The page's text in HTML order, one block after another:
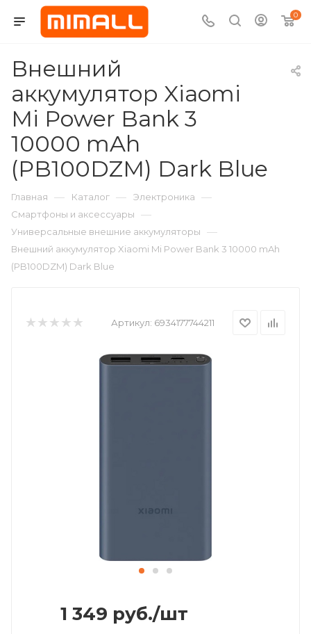
0
Внешний
аккумулятор Xiaomi
Mi Power Bank 3
10000 mAh
(PB100DZM) Dark Blue
Главная — Каталог — Электроника —
Смартфоны и аксессуары —
Универсальные внешние аккумуляторы —
Внешний аккумулятор Xiaomi Mi Power Bank 3 10000 mAh
(PB100DZM) Dark Blue
Артикул: 6934177744211
1 349 руб./шт